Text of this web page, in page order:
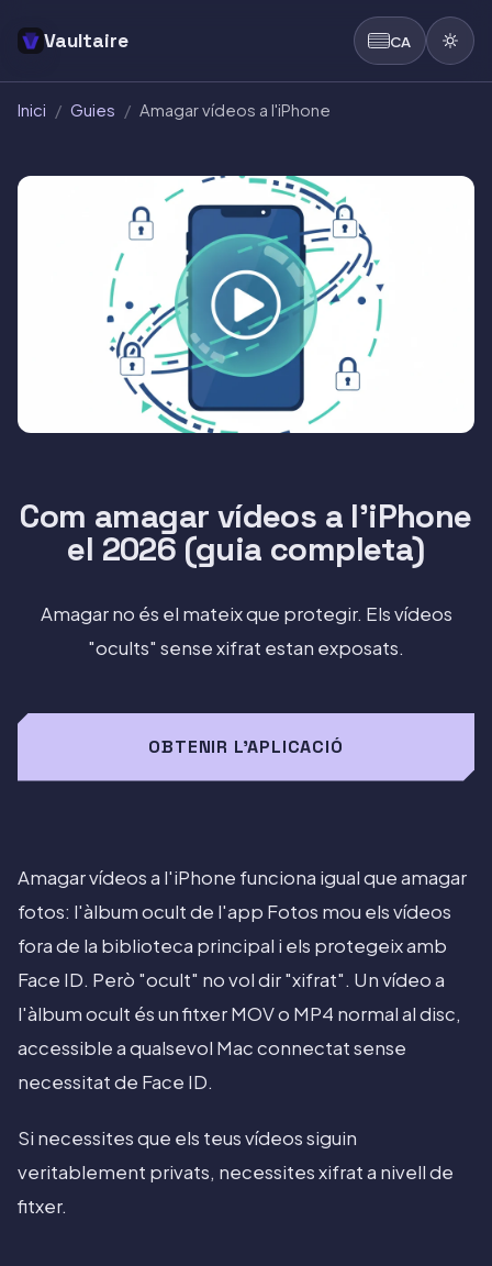
Vaultaire CA
Inici / Guies / Amagar vídeos a l'iPhone
Com amagar vídeos a l'iPhone
el 2026 (guia completa)
Amagar no és el mateix que protegir. Els vídeos
"ocults" sense xifrat estan exposats.
OBTENIR L'APLICACIÓ
Amagar vídeos a l'iPhone funciona igual que amagar
fotos: l'àlbum ocult de l'app Fotos mou els vídeos
fora de la biblioteca principal i els protegeix amb
Face ID. Però "ocult" no vol dir "xifrat". Un vídeo a
l'àlbum ocult és un fitxer MOV o MP4 normal al disc,
accessible a qualsevol Mac connectat sense
necessitat de Face ID.
Si necessites que els teus vídeos siguin
veritablement privats, necessites xifrat a nivell de
fitxer.